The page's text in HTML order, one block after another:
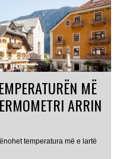
MË
ARRIN
temperatura më e lartë